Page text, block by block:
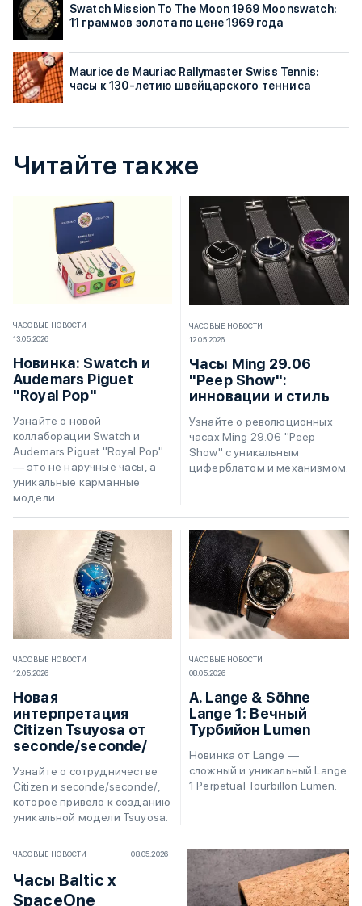
Swatch Mission To The Moon 1969 Moonswatch:
11 граммов золота по цене 1969 года
Maurice de Mauriac Rallymaster Swiss Tennis:
часы к 130-летию швейцарского тенниса
Читайте также
ЧАСОВЫЕ НОВОСТИ
13.05.2026
Новинка: Swatch и
Audemars Piguet
"Royal Pop"
Узнайте о новой
коллаборации Swatch и
Audemars Piguet "Royal Pop"
— это не наручные часы, а
уникальные карманные
модели.
ЧАСОВЫЕ НОВОСТИ
12.05.2026
Часы Ming 29.06
"Peep Show":
инновации и стиль
Узнайте о революционных
часах Ming 29.06 "Peep
Show" с уникальным
циферблатом и механизмом.
ЧАСОВЫЕ НОВОСТИ
12.05.2026
Новая
интерпретация
Citizen Tsuyosa от
seconde/seconde/
Узнайте о сотрудничестве
Citizen и seconde/seconde/,
которое привело к созданию
уникальной модели Tsuyosa.
ЧАСОВЫЕ НОВОСТИ
08.05.2026
A. Lange & Söhne
Lange 1: Вечный
Турбийон Lumen
Новинка от Lange —
сложный и уникальный Lange
1 Perpetual Tourbillon Lumen.
ЧАСОВЫЕ НОВОСТИ 08.05.2026
Часы Baltic x
SpaceOne